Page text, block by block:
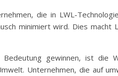
die in LWL-
minimiert wird. Dies macht
gewinnen, ist die
Unternehmen, die auf